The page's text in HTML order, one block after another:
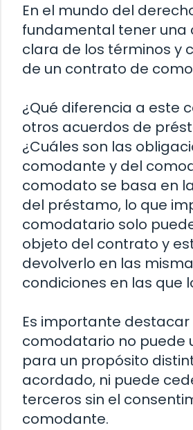
En el mundo del
fundamental tener una
clara de los términos y
de un contrato de
¿Qué diferencia a este
otros acuerdos de
¿Cuáles son las
comodante y del
comodato se basa en
del préstamo, lo que
comodatario solo
objeto del contrato y
devolverlo en las
condiciones en las que
Es importante destacar
comodatario no puede
para un propósito
acordado, ni puede
terceros sin el
comodante.